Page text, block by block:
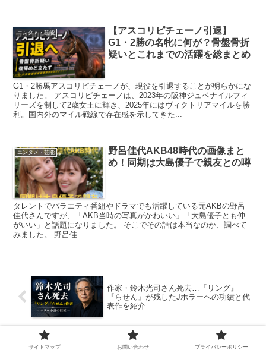
エンタメ・芸能
【アスコリピチェーノ引退】
G1・2勝の名牝に何が？骨盤骨折
疑いとこれまでの活躍を総まとめ
G1・2勝馬アスコリピチェーノが、現役を引退することが明らかにな
りました。 アスコリピチェーノは、2023年の阪神ジュベナイルフィ
リーズを制して2歳女王に輝き、2025年にはヴィクトリアマイルを勝
利。国内外のマイル戦線で存在感を示してきた...
エンタメ・芸能
野呂佳代AKB48時代の画像まと
め！同期は大島優子で親友との噂
タレントでバラエティ番組やドラマでも活躍している元AKBの野呂
佳代さんですが、「AKB当時の写真がかわいい」「大島優子とも仲
がいい」と話題になりました。 そこでその話は本当なのか、調べて
みました。 野呂佳...
作家・鈴木光司さん死去…『リング』
『らせん』が残したJホラーへの功績と代
表作を紹介
東京ギャルが御殿場を変える？東京JK×
サイトマップ お問い合わせ プライバシーポリシー